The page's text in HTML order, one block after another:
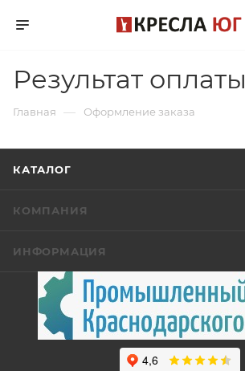
Результат оплаты
Главная — Оформление заказа
КАТАЛОГ
КОМПАНИЯ
ИНФОРМАЦИЯ